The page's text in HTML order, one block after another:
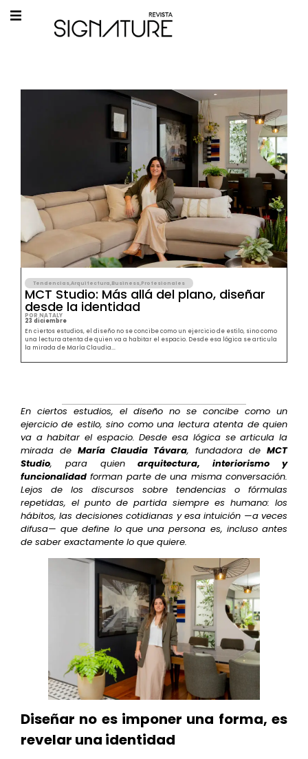
Tendencias Arquitectura Business Profesionales
MCT Studio: Más allá del plano, diseñar
desde la identidad
POR NATALY
23 diciembre
En ciertos estudios, el diseño no se concibe como un ejercicio de estilo, sino como
una lectura atenta de quien va a habitar el espacio. Desde esa lógica se articula
la mirada de María Claudia...
En ciertos estudios, el diseño no se concibe como un
ejercicio de estilo, sino como una lectura atenta de quien
va a habitar el espacio. Desde esa lógica se articula la
mirada de María Claudia Távara, fundadora de MCT
Studio, para quienarquitectura, interiorismo y
funcionalidad forman parte de una misma conversación.
Lejos de los discursos sobre tendencias o fórmulas
repetidas, el punto de partida siempre es humano: los
hábitos, las decisiones cotidianas y esa intuición —a veces
difusa— que define lo que una persona es, incluso antes
de saber exactamente lo que quiere.
Diseñar no es imponer una forma, es
revelar una identidad